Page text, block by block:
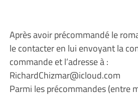
Après avoir précommandé le
le contacter en lui envoyant la
commande et l’adresse à :
RichardChizmar@icloud.com
Parmi les précommandes (entre